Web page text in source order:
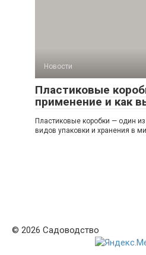
Новости
Пластиковые
применение и как
Пластиковые коробки — один
видов упаковки и хранения в
© 2026 Садоводство